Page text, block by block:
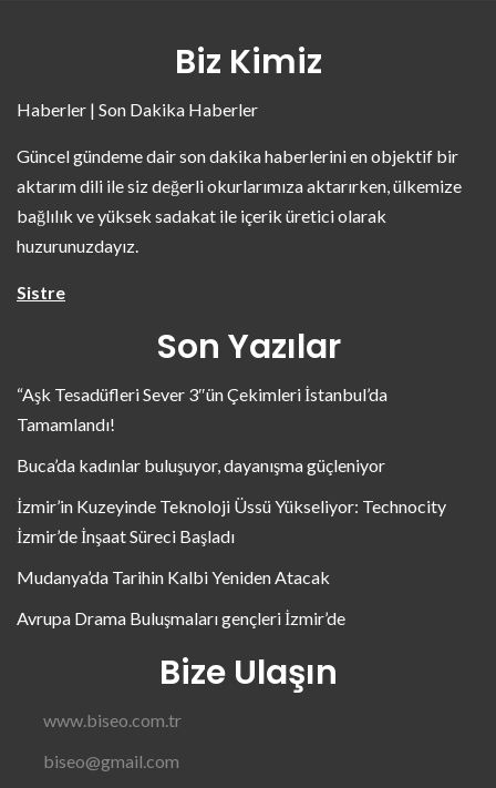
Biz Kimiz
Haberler | Son Dakika Haberler
Güncel gündeme dair son dakika haberlerini en objektif bir
aktarım dili ile siz değerli okurlarımıza aktarırken, ülkemize
bağlılık ve yüksek sadakat ile içerik üretici olarak
huzurunuzdayız.
Sistre
Son Yazılar
“Aşk Tesadüfleri Sever 3″ün Çekimleri İstanbul’da
Tamamlandı!
Buca’da kadınlar buluşuyor, dayanışma güçleniyor
İzmir’in Kuzeyinde Teknoloji Üssü Yükseliyor: Technocity
İzmir’de İnşaat Süreci Başladı
Mudanya’da Tarihin Kalbi Yeniden Atacak
Avrupa Drama Buluşmaları gençleri İzmir’de
Bize Ulaşın
www.biseo.com.tr
biseo@gmail.com